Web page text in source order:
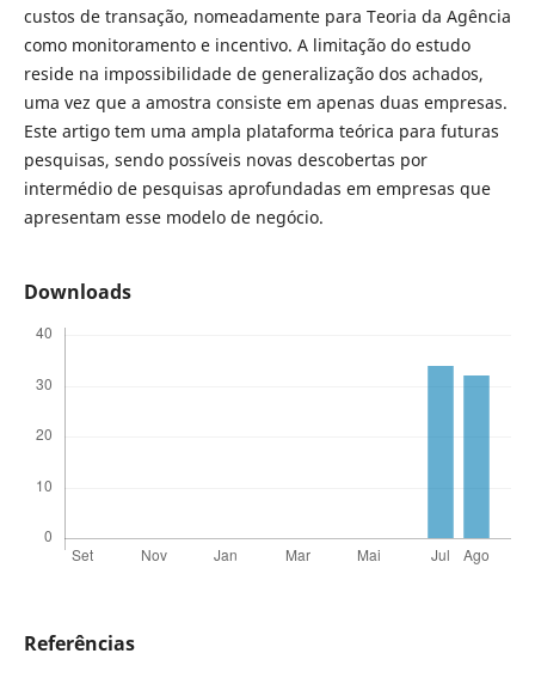
custos de transação, nomeadamente para Teoria da Agência
como monitoramento e incentivo. A limitação do estudo
reside na impossibilidade de generalização dos achados,
uma vez que a amostra consiste em apenas duas empresas.
Este artigo tem uma ampla plataforma teórica para futuras
pesquisas, sendo possíveis novas descobertas por
intermédio de pesquisas aprofundadas em empresas que
apresentam esse modelo de negócio.
Downloads
Referências